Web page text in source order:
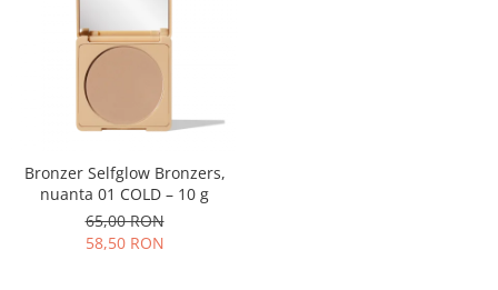
Bronzer Selfglow Bronzers,
nuanta 01 COLD – 10 g
65,00 RON
58,50 RON